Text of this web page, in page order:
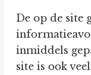
De op de site
inmiddels
site is ook